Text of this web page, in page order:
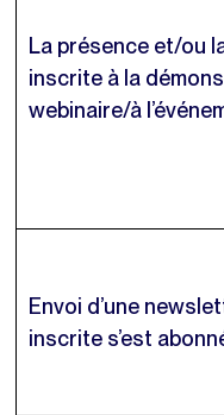
La présence et/ou
inscrite à la
webinaire/à
Envoi d’une
inscrite s’est